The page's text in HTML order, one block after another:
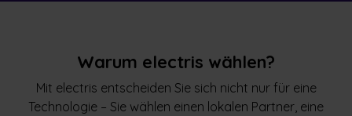
Warum electris wählen?
Mit electris entscheiden Sie sich nicht nur für eine
Technologie – Sie wählen einen lokalen Partner, eine